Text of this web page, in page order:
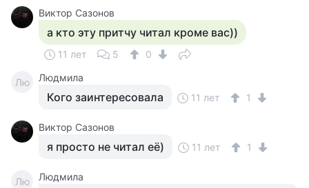
Виктор Сазонов
а кто эту притчу читал кроме вас))
11 лет 5 0
Лю Людмила
Кого заинтересовала 11 лет 1
Виктор Сазонов
я просто не читал её) 11 лет 1
Лю Людмила